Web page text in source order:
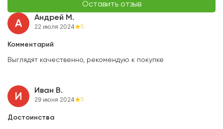
А
Андрей М.
22 июля 2024 5
Комментарий
Выглядят качественно, рекомендую к покупке
И
Иван В.
29 июня 2024 5
Достоинства
Оставить отзыв